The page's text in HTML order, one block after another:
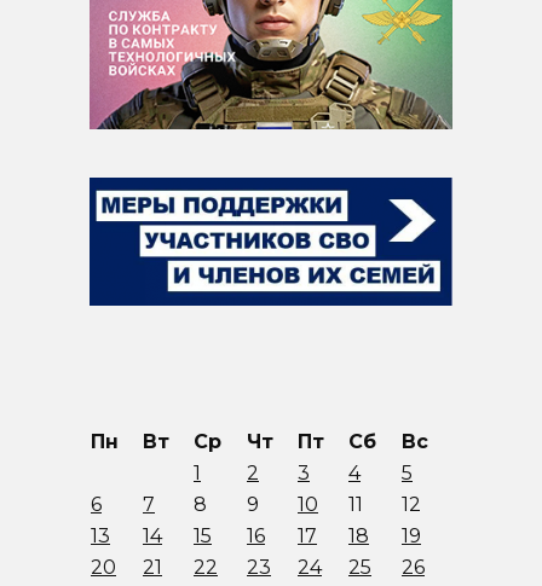
Пн Вт Ср Чт Пт Сб
Вс
1
2 3 4
5
6
7 8 9 10 11
12
13
14 15 16 17 18
19
20
21 22 23 24 25
26